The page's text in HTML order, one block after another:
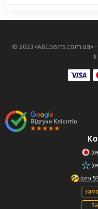
© 2023 «ABCparts.com.ua»
(073)